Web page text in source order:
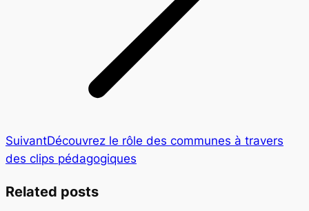
SuivantArticle
suivant
Découvrez le rôle des communes à travers
des clips pédagogiques
Related posts